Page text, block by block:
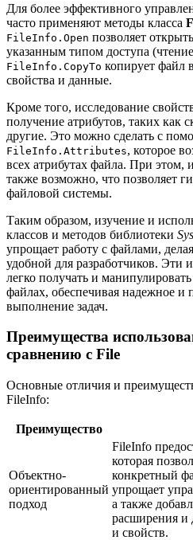
Для более эффективного
часто применяют методы класса
FileInfo.Open позволяет
указанным типом доступа
FileInfo.CopyTo копирует файл
свойства и данные.
Кроме того, исследование
получение атрибутов, таких как
другие. Это можно сделать с
FileInfo.Attributes, которое
всех атрибутах файла. При этом,
также возможно, что позволяет
файловой системы.
Таким образом, изучение и
классов и методов библиотеки
упрощает работу с файлами,
удобной для разработчиков. Эти
легко получать и
файлах, обеспечивая надежное и
выполнение задач.
Преимущества
сравнению с File
Основные отличия и
FileInfo:
Преимущество
Объектно-
ориентированный
подход
FileInfo
которая
конкретный
упрощает
а также
расширения и
и свойств.